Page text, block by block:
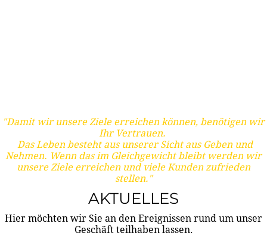
"Damit wir unsere Ziele erreichen können, benötigen wir
Ihr Vertrauen.
Das Leben besteht aus unserer Sicht aus Geben und
Nehmen. Wenn das im Gleichgewicht bleibt werden wir
unsere Ziele erreichen und viele Kunden zufrieden
stellen."
AKTUELLES
Hier möchten wir Sie an den Ereignissen rund um unser
Geschäft teilhaben lassen.